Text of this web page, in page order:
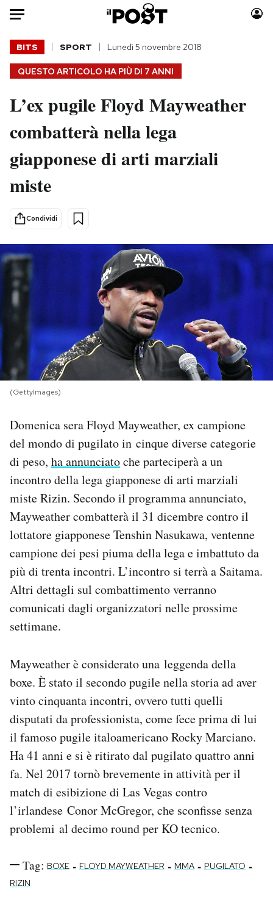
Auto
HOME
Italia
Politica
Tecnologia
Internet
Scienza
Cultura
Economia
Sport
Moda
Consumismi
Storie/Idee
Mondiali calcio 2026
NEWSLETTER
I MIEI PREFERITI
CALENDARIO
AREA PERSONALE
Area Personale
Newsletter
Notifiche mobile
Regala il Post
Hai bisogno di aiuto?
Esci
QUESTO ARTICOLO HA PIÙ DI 7 ANNI
BITS SPORT Lunedì 5 novembre 2018
L’ex pugile Floyd Mayweather
combatterà nella lega
giapponese di arti marziali
miste
Condividi
(GettyImages)
Domenica sera Floyd Mayweather, ex campione
del mondo di pugilato in cinque diverse categorie
di peso, ha annunciatoche parteciperà a un
incontro della lega giapponese di arti marziali
miste Rizin. Secondo il programma annunciato,
Mayweather combatterà il 31 dicembre contro il
lottatore giapponese Tenshin Nasukawa, ventenne
campione dei pesi piuma della lega e imbattuto da
più di trenta incontri. L’incontro si terrà a Saitama.
Altri dettagli sul combattimento verranno
comunicati dagli organizzatori nelle prossime
settimane.
Mayweather è considerato una leggenda della
boxe. È stato il secondo pugile nella storia ad aver
vinto cinquanta incontri, ovvero tutti quelli
disputati da professionista, come fece prima di lui
il famoso pugile italoamericano Rocky Marciano.
Ha 41 anni e si è ritirato dal pugilato quattro anni
fa. Nel 2017 tornò brevemente in attività per il
match di esibizione di Las Vegas contro
l’irlandese Conor McGregor, che sconfisse senza
problemi al decimo round per KO tecnico.
Tag: BOXE - FLOYD MAYWEATHER - MMA - PUGILATO -
RIZIN